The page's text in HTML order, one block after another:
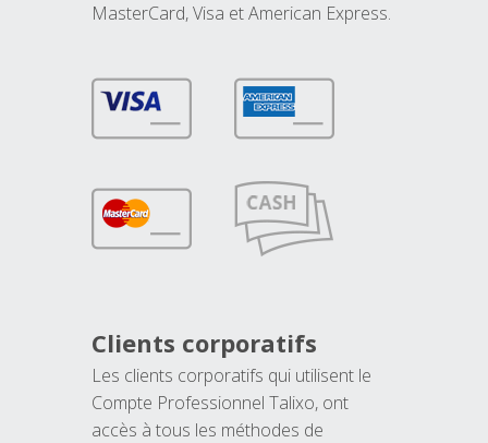
MasterCard, Visa et American Express.
Clients corporatifs
Les clients corporatifs qui utilisent le
Compte Professionnel Talixo, ont
accès à tous les méthodes de